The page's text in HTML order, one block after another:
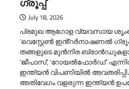
July 18, 2026
പ്രമുഖ ആഗോള വ്യവസായ
‘വെസ്റ്റേൺ ഇൻ്റർനാഷണൽ
തങ്ങളുടെ മുൻനിര
‘ജീപാസ്’, ‘റോയൽഫോർഡ്’
ഇന്ത്യൻ വിപണിയിൽ
അതിവേഗം വളരുന്ന ഇന്ത്യൻ